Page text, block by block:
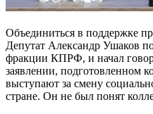
Объединиться в поддержке
Депутат Александр Ушаков
фракции КПРФ, и начал
заявлении, подготовленном
выступают за смену
стране. Он не был понят